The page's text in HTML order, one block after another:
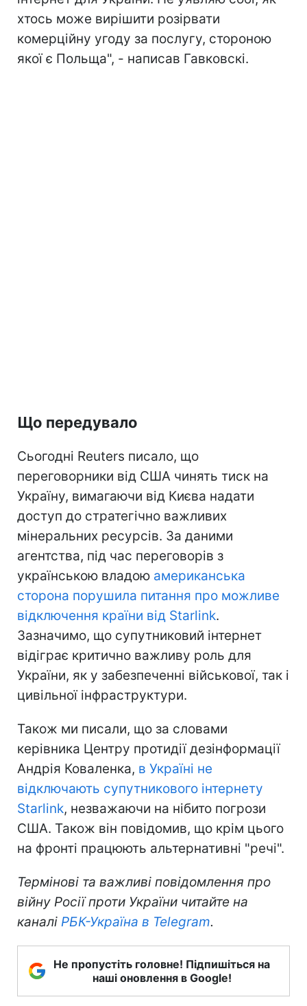
хтось може вирішити розірвати
комерційну угоду за послугу, стороною
якої є Польща", - написав Гавковскі.
Що передувало
Сьогодні Reuters писало, що
переговорники від США чинять тиск на
Україну, вимагаючи від Києва надати
доступ до стратегічно важливих
мінеральних ресурсів. За даними
агентства, під час переговорів з
українською владою американська
сторона порушила питання про можливе
відключення країни від Starlink.
Зазначимо, що супутниковий інтернет
відіграє критично важливу роль для
України, як у забезпеченні військової, так і
цивільної інфраструктури.
Також ми писали, що за словами
керівника Центру протидії дезінформації
Андрія Коваленка, в Україні не
відключають супутникового інтернету
Starlink, незважаючи на нібито погрози
США. Також він повідомив, що крім цього
на фронті працюють альтернативні "речі".
Термінові та важливі повідомлення про
війну Росії проти України читайте на
каналі РБК-Україна в Telegram.
Не пропустіть головне! Підпишіться на
наші оновлення в Google!